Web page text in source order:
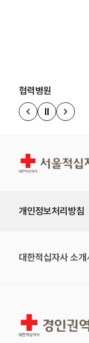
협력병원
이전 슬라이드
정지
다음
경인권역재활병원
개인정보처리방침
대한적십자사 소개
경인권역재활병원